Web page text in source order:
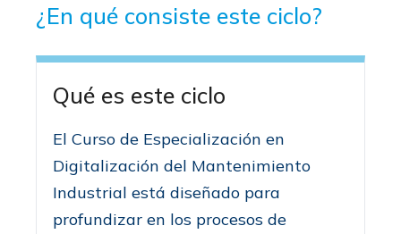
¿En qué consiste este ciclo?
Qué es este ciclo
El Curso de Especialización en
Digitalización del Mantenimiento
Industrial está diseñado para
profundizar en los procesos de